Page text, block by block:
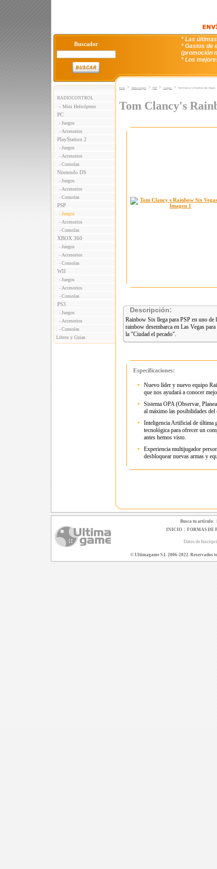
Buscador
* Las
* Gastos de
(promoción
* Los
RADIOCONTROL
- Mini Helicóptero
PC
- Juegos
- Accesorios
PlayStation 2
- Juegos
- Accesorios
- Consolas
Nintendo DS
- Juegos
- Accesorios
- Consolas
PSP
- Juegos
- Accesorios
- Consolas
XBOX 360
- Juegos
- Accesorios
- Consolas
WII
- Juegos
- Accesorios
- Consolas
PS3
- Juegos
- Accesorios
- Consolas
Libros y Guias
Inicio > VideoJuegos > PSP > Juegos > Tom Clancy's Rainbow Six Vegas
Tom Clancy's
Descripción:
Rainbow Six llega para PSP en uno de
rainbow desembarca en Las Vegas
la "Ciudad el pecado".
Especificaciones:
•
Nuevo líder y nuevo equipo
que nos ayudará a conocer
•
Sistema OPA (Observar,
al máximo las posibilidades del
•
Inteligencia Artificial de última
tecnológica para ofrecer un
antes hemos visto.
•
Experiencia multijugador
desbloquear nuevas armas y
Busca tu artículo:
INICIO| FORMAS DE
Datos de
© Ultimagame S.L 2006-2022. Reservados